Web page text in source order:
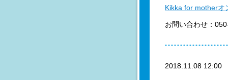
Kikka for motherオ
お問い合わせ：
2018.11.08